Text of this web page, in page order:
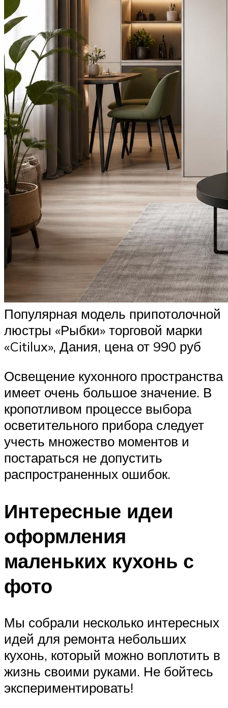
Популярная модель припотолочной
люстры «Рыбки» торговой марки
«Citilux», Дания, цена от 990 руб
Освещение кухонного пространства
имеет очень большое значение. В
кропотливом процессе выбора
осветительного прибора следует
учесть множество моментов и
постараться не допустить
распространенных ошибок.
Интересные идеи
оформления
маленьких кухонь с
фото
Мы собрали несколько интересных
идей для ремонта небольших
кухонь, который можно воплотить в
жизнь своими руками. Не бойтесь
экспериментировать!